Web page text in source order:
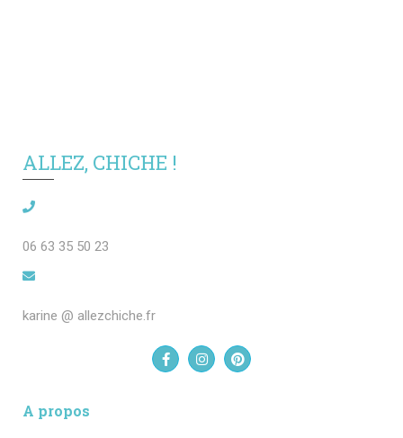
ALLEZ, CHICHE !
06 63 35 50 23
karine @ allezchiche.fr
A propos